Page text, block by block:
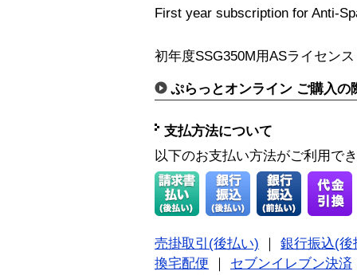
First year subscription for Anti-
初年度SSG350M用ASライセンス
ぷらっとオンライン ご購入の
支払方法について
以下のお支払い方法がご利用で
売掛取引(後払い)
銀行振込(後
換宅配便
セブンイレブン決済